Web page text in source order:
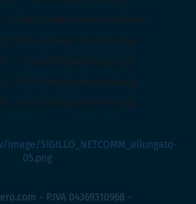
- P.IVA 04369310968 -